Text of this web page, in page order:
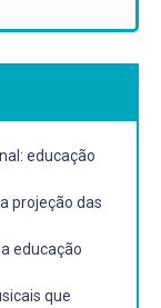
educação
projeção das
educação
que